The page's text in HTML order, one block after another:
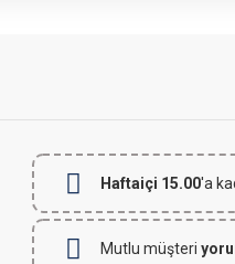
Haftaiçi 15.00'a
Mutlu müşteri